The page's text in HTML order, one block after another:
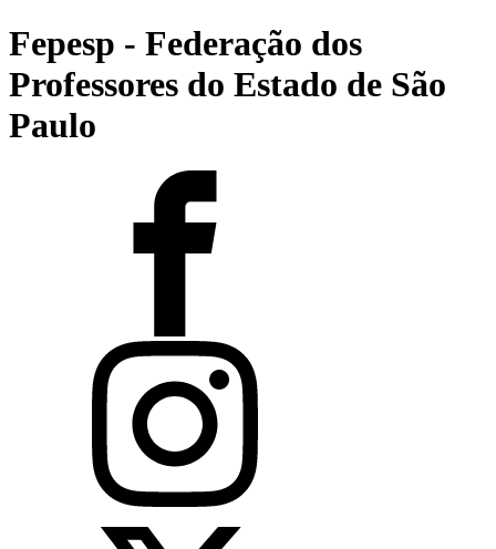
Fepesp - Federação dos
Professores do Estado de São
Paulo